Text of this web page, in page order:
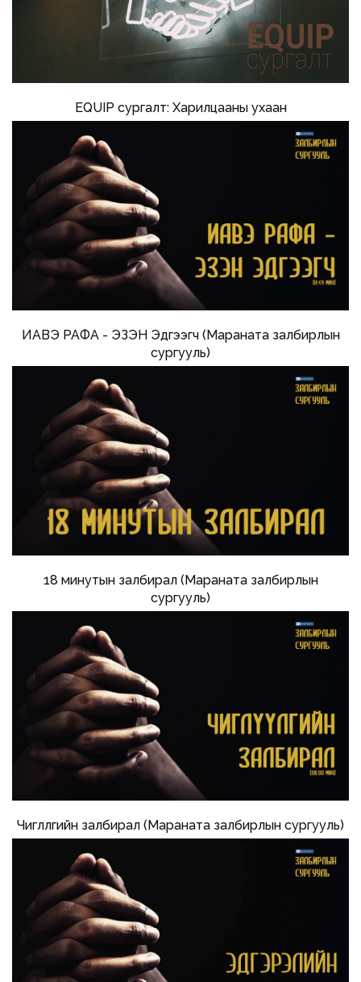
EQUIP сургалт: Харилцааны ухаан
ИАВЭ РАФА - ЭЗЭН Эдгээгч (Мараната залбирлын
сургууль)
18 минутын залбирал (Мараната залбирлын
сургууль)
Чиглүүлгийн залбирал (Мараната залбирлын сургууль)